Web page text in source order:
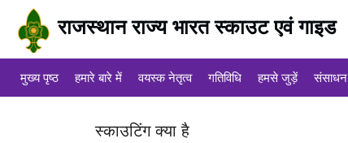
राजस्थान राज्य भारत स्काउट एवं गाइड
मुख्य पृष्ठ हमारे बारे में वयस्क नेतृत्व गतिविधि हमसे जुड़ें संसाधन
स्काउटिंग क्या है